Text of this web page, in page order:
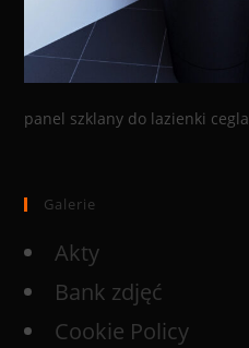
panel szklany do lazienki cegla
Galerie
Akty
Bank zdjęć
Cookie Policy